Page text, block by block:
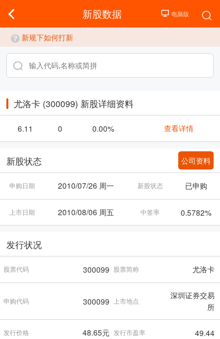
新股数据
新规下如何打新
尤洛卡 (300099) 新股详细资料
6.11 0 0.00% 查看详情
新股状态 公司资料
申购日期 2010/07/26 周一 新股状态 已申购
上市日期 2010/08/06 周五 中签率 0.5782%
发行状况
股票代码 300099 股票简称 尤洛卡
申购代码 300099 上市地点
深圳证券交易
所
发行价格 48.65元 发行市盈率 49.44